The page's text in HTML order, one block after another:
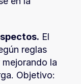
El
reglas
la
Objetivo: